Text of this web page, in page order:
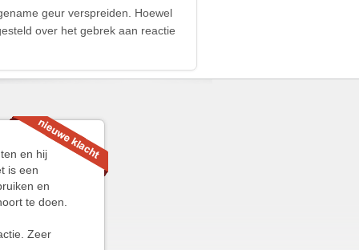
geur verspreiden. Hoewel
over het gebrek aan reactie
en hij
is een
en
te doen.
Zeer